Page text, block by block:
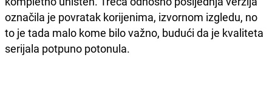
označila je povratak korijenima, izvornom izgledu, no
to je tada malo kome bilo važno, budući da je kvaliteta
serijala potpuno potonula.